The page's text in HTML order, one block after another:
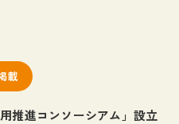
載
推進コンソーシアム」設立